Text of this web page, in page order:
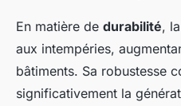
En matière de durabilité,
aux intempéries,
bâtiments. Sa robustesse
significativement la